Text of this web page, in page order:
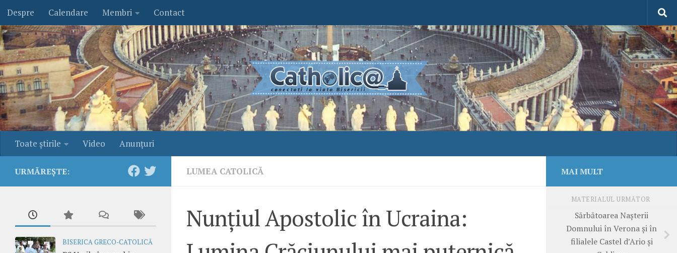
Skip to content
Despre Calendare Membri Contact
Toate ştirile Video Anunţuri
LUMEA CATOLICĂ
Nunțiul Apostolic în Ucraina:
URMĂREȘTE:
BISERICA GRECO-CATOLICĂ
MAI MULT
MATERIALUL URMĂTOR
Sărbătoarea Nașterii
Domnului în Verona și în
filialele Castel d’Ario și